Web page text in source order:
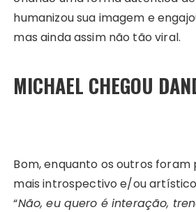
humanizou sua imagem e
mas ainda assim não tão viral.
MICHAEL CHEGOU
Bom, enquanto os outros foram
mais introspectivo e/ou
“Não, eu quero é interação,